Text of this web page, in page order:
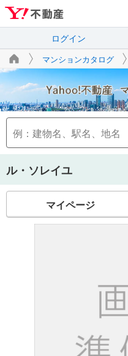
ログイン
マンションカタログ
ル・ソレイユ
マイページ